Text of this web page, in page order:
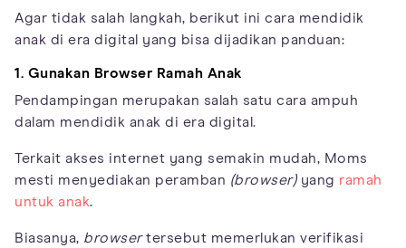
Agar tidak salah langkah, berikut ini cara mendidik
anak di era digital yang bisa dijadikan panduan:
1. Gunakan Browser Ramah Anak
Pendampingan merupakan salah satu cara ampuh
dalam mendidik anak di era digital.
Terkait akses internet yang semakin mudah, Moms
mesti menyediakan peramban (browser)yang ramah
untuk anak.
Biasanya, browsertersebut memerlukan verifikasi